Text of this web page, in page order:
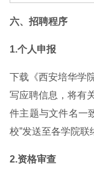
六、招聘程序
1.个人申报
下载《西安培华学
写应聘信息，将有
件主题与文件名一
校”发送至各学院
2.资格审查